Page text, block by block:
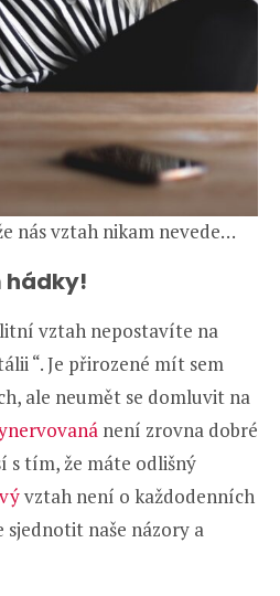
nás vztah nikam nevede…
hádky!
vztah nepostavíte na
“. Je přirozené mít sem
ale neumět se domluvit na
není zrovna dobré
s tím, že máte odlišný
vztah není o každodenních
sjednotit naše názory a